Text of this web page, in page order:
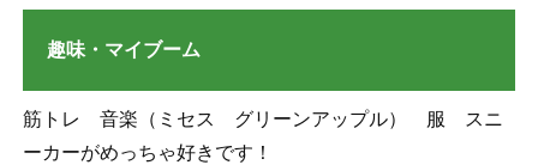
趣味・マイブーム
筋トレ 音楽（ミセス グリーンアップル） 服 スニ
ーカーがめっちゃ好きです！